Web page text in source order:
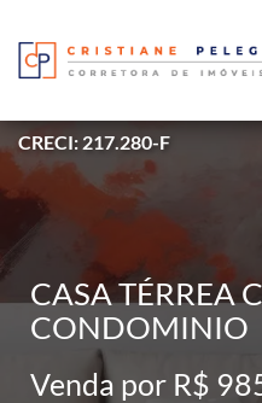
CRECI: 217.280-F
CASA TÉRREA
CONDOMINIO
Venda por R$